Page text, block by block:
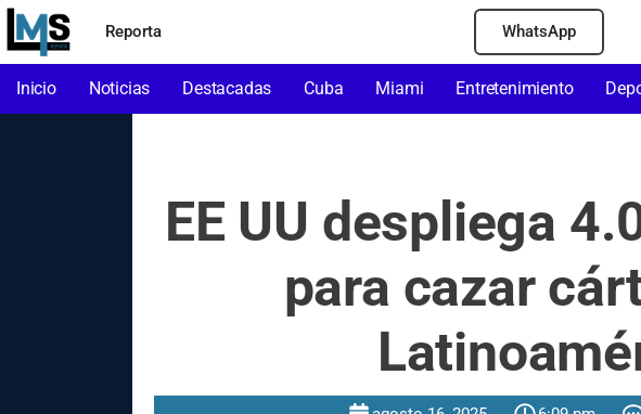
Reporta WhatsApp
Inicio Noticias Destacadas Cuba Miami Entretenimiento
EE UU despliega
para cazar